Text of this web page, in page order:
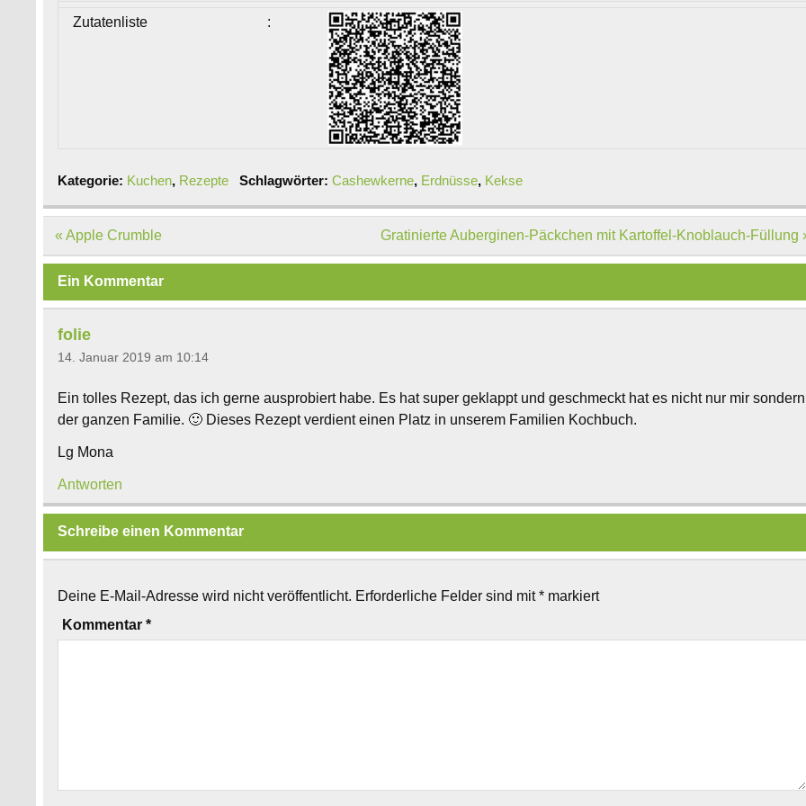
Zutatenliste :
Kategorie: Kuchen, Rezepte Schlagwörter: Cashewkerne, Erdnüsse, Kekse
Beitragsnavigation
« Apple Crumble Gratinierte Auberginen-Päckchen mit Kartoffel-Knoblauch-Füllung
Ein Kommentar
folie
14. Januar 2019 am 10:14
Ein tolles Rezept, das ich gerne ausprobiert habe. Es hat super geklappt und geschmeckt hat es nicht nur mir sondern
der ganzen Familie. 🙂 Dieses Rezept verdient einen Platz in unserem Familien Kochbuch.
Lg Mona
Antworten
Schreibe einen Kommentar
Deine E-Mail-Adresse wird nicht veröffentlicht. Erforderliche Felder sind mit* markiert
Kommentar*